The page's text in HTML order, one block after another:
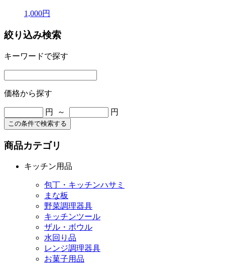
1,000円
絞り込み検索
キーワードで探す
価格から探す
円 ～ 円
この条件で検索する
商品カテゴリ
キッチン用品
包丁・キッチンハサミ
まな板
野菜調理器具
キッチンツール
ザル・ボウル
水回り品
レンジ調理器具
お菓子用品